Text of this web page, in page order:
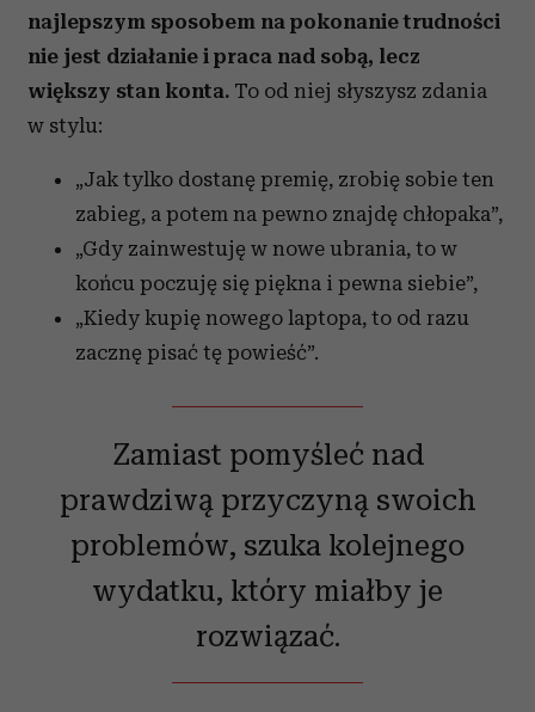
najlepszym sposobem na pokonanie trudności
nie jest działanie i praca nad sobą, lecz
większy stan konta. To od niej słyszysz zdania
w stylu:
„Jak tylko dostanę premię, zrobię sobie ten
zabieg, a potem na pewno znajdę chłopaka”,
„Gdy zainwestuję w nowe ubrania, to w
końcu poczuję się piękna i pewna siebie”,
„Kiedy kupię nowego laptopa, to od razu
zacznę pisać tę powieść”.
Zamiast pomyśleć nad
prawdziwą przyczyną swoich
problemów, szuka kolejnego
wydatku, który miałby je
rozwiązać.